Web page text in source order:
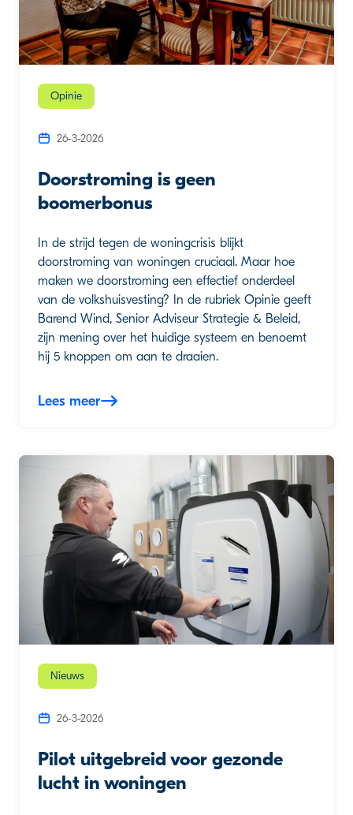
Opinie
26-3-2026
Doorstroming is geen
boomerbonus
In de strijd tegen de woningcrisis blijkt
doorstroming van woningen cruciaal. Maar hoe
maken we doorstroming een effectief onderdeel
van de volkshuisvesting? In de rubriek Opinie geeft
Barend Wind, Senior Adviseur Strategie & Beleid,
zijn mening over het huidige systeem en benoemt
hij 5 knoppen om aan te draaien.
Lees meer
Nieuws
26-3-2026
Pilot uitgebreid voor gezonde
lucht in woningen